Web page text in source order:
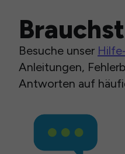
Besuche unser
Anleitungen,
Antworten auf